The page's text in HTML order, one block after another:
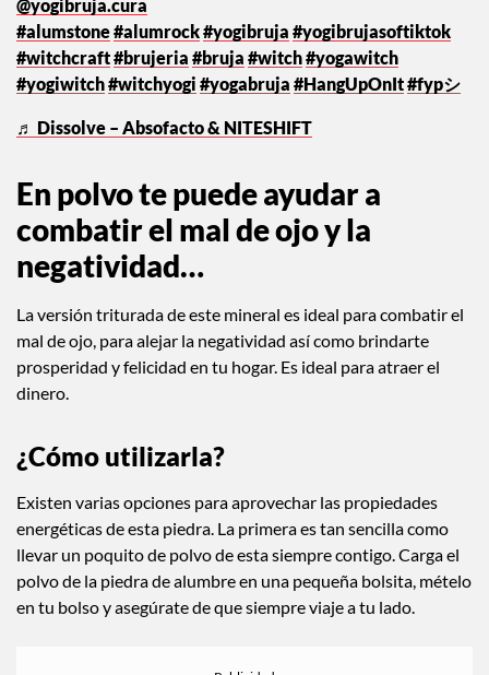
@yogibruja.cura
#alumstone#alumrock#yogibruja #yogibrujasoftiktok
#witchcraft#brujeria #bruja #witch#yogawitch
#yogiwitch#witchyogi #yogabruja #HangUpOnIt#fypシ
♬ Dissolve – Absofacto & NITESHIFT
En polvo te puede ayudar a
combatir el mal de ojo y la
negatividad…
La versión triturada de este mineral es ideal para combatir el
mal de ojo, para alejar la negatividad así como brindarte
prosperidad y felicidad en tu hogar. Es ideal para atraer el
dinero.
¿Cómo utilizarla?
Existen varias opciones para aprovechar las propiedades
energéticas de esta piedra. La primera es tan sencilla como
llevar un poquito de polvo de esta siempre contigo. Carga el
polvo de la piedra de alumbre en una pequeña bolsita, mételo
en tu bolso y asegúrate de que siempre viaje a tu lado.